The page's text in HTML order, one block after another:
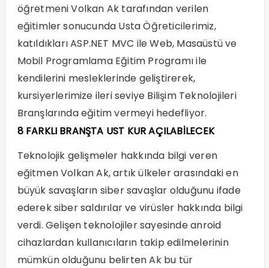
öğretmeni Volkan Ak tarafından verilen
eğitimler sonucunda Usta Öğreticilerimiz,
katıldıklarıASP.NET MVC ile Web, Masaüstü ve
Mobil Programlama Eğitim Programı ile
kendilerini mesleklerinde geliştirerek,
kursiyerlerimize ileri seviye Bilişim Teknolojileri
Branşlarında eğitim vermeyi hedefliyor.
8 FARKLI BRANŞTA UST KUR AÇILABİLECEK
Teknolojik gelişmeler hakkında bilgi veren
eğitmen Volkan Ak, artık ülkeler arasındaki en
büyük savaşların siber savaşlar olduğunu ifade
ederek siber saldırılar ve virüsler hakkında bilgi
verdi. Gelişen teknolojiler sayesinde anroid
cihazlardan kullanıcıların takip edilmelerinin
mümkün olduğunu belirten Ak bu tür